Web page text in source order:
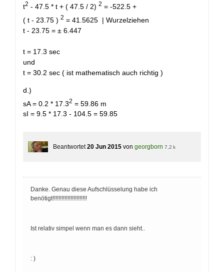
t2 - 47.5 * t + ( 47.5 / 2) 2 = -522.5 +
( t - 23.75 ) 2 = 41.5625 | Wurzelziehen
t - 23.75 = ± 6.447
t = 17.3 sec
und
t = 30.2 sec ( ist mathematisch auch richtig )
d.)
sA = 0.2 * 17.32 = 59.86 m
sI = 9.5 * 17.3 - 104.5 = 59.85
Beantwortet 20 Jun 2015 von georgborn 7,2 k
Danke. Genau diese Aufschlüsselung habe ich
benötigt!!!!!!!!!!!!!!!!!!!!!!!
Ist relativ simpel wenn man es dann sieht..
: )